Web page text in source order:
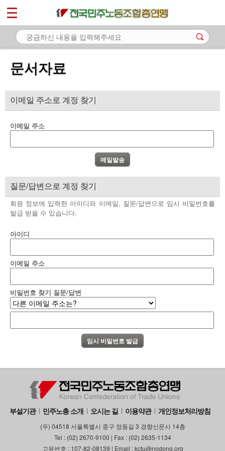
문서자료
이메일 주소로 계정 찾기
이메일 주소
질문/답변으로 계정 찾기
회원 정보에 입력한 아이디와 이메일, 질문/답변으로 임시 비밀번호를
발급 받을 수 있습니다.
아이디
이메일 주소
비밀번호 찾기 질문/답변
부설기관 민주노총 소개 오시는 길 이용약관 개인정보처리방침
(우) 04518 서울특별시 중구 정동길 3 경향신문사 14층
Tel : (02) 2670-9100 | Fax : (02) 2635-1134
고유번호 : 107-82-08139 | Email : kctu@nodong.org
마이페이지
소개
노동상담
자료
- 카드뉴스
부설기관